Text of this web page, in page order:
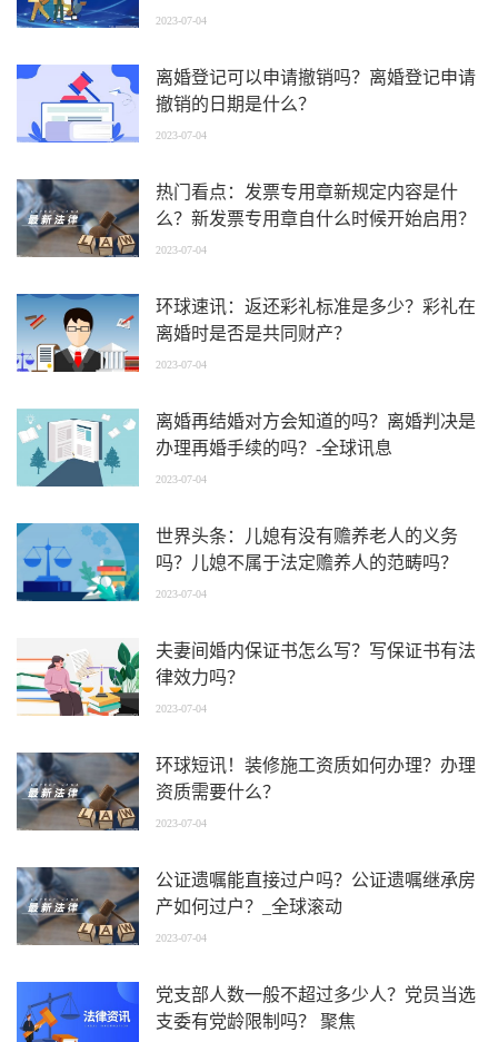
2023-07-04
离婚登记可以申请撤销吗？离婚登记申请
撤销的日期是什么？
2023-07-04
热门看点：发票专用章新规定内容是什
么？新发票专用章自什么时候开始启用？
2023-07-04
环球速讯：返还彩礼标准是多少？彩礼在
离婚时是否是共同财产？
2023-07-04
离婚再结婚对方会知道的吗？离婚判决是
办理再婚手续的吗？-全球讯息
2023-07-04
世界头条：儿媳有没有赡养老人的义务
吗？儿媳不属于法定赡养人的范畴吗？
2023-07-04
夫妻间婚内保证书怎么写？写保证书有法
律效力吗？
2023-07-04
环球短讯！装修施工资质如何办理？办理
资质需要什么？
2023-07-04
公证遗嘱能直接过户吗？公证遗嘱继承房
产如何过户？_全球滚动
2023-07-04
党支部人数一般不超过多少人？党员当选
支委有党龄限制吗？ 聚焦